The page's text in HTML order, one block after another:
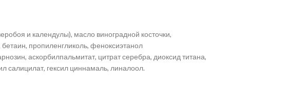
и календулы), масло виноградной косточки,
пропиленгликоль, феноксиэтанол
аскорбилпальмитат, цитрат серебра, диоксид титана,
салицилат, гексил циннамаль, линалоол.